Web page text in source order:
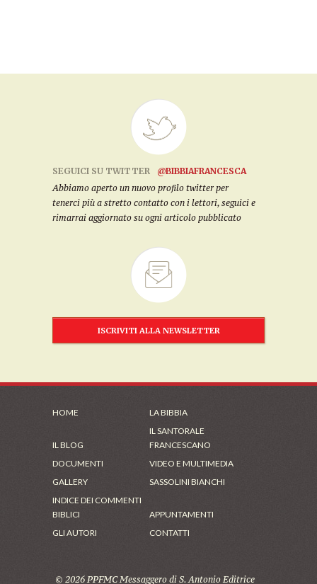
SEGUICI SU TWITTER
@BIBBIAFRANCESCA
Abbiamo aperto un nuovo profilo twitter per
tenerci più a stretto contatto con i lettori, seguici e
rimarrai aggiornato su ogni articolo pubblicato
ISCRIVITI ALLA NEWSLETTER
HOME LA BIBBIA
IL BLOG
IL SANTORALE
FRANCESCANO
DOCUMENTI
VIDEO E MULTIMEDIA
GALLERY
SASSOLINI BIANCHI
INDICE DEI COMMENTI
BIBLICI
APPUNTAMENTI
GLI AUTORI
CONTATTI
© 2026 PPFMC Messaggero di S. Antonio Editrice